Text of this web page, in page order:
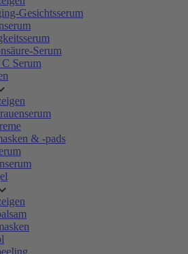
Gesichtsserum
Serum
Serum
& -pads